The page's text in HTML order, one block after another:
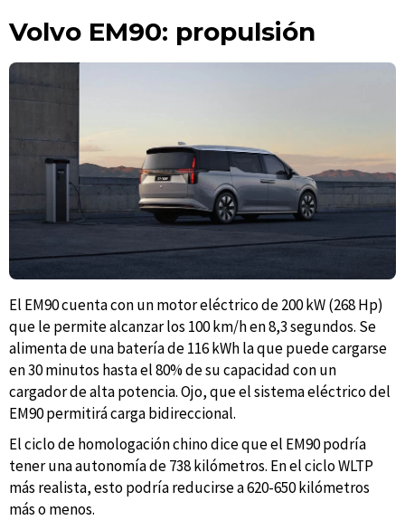
Volvo EM90: propulsión
El EM90 cuenta con un motor eléctrico de 200 kW (268 Hp)
que le permite alcanzar los 100 km/h en 8,3 segundos. Se
alimenta de una batería de 116 kWh la que puede cargarse
en 30 minutos hasta el 80% de su capacidad con un
cargador de alta potencia. Ojo, que el sistema eléctrico del
EM90 permitirá carga bidireccional.
El ciclo de homologación chino dice que el EM90 podría
tener una autonomía de 738 kilómetros. En el ciclo WLTP
más realista, esto podría reducirse a 620-650 kilómetros
más o menos.